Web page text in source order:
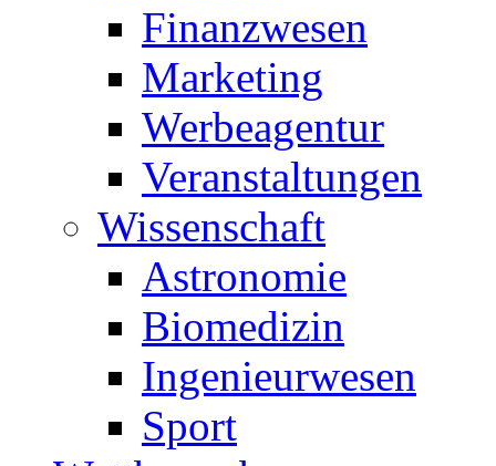
Finanzwesen
Marketing
Werbeagentur
Veranstaltungen
Wissenschaft
Astronomie
Biomedizin
Ingenieurwesen
Sport